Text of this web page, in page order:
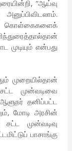
“ஆய்வு
கொள்கைகளைக்
முடியும் என்பது
முறையில்தான்
முன்வடிவை
ஆளுநர் தனிப்பட்ட
மோடி அரசின்
முன்வடிவு
பாசாங்கு